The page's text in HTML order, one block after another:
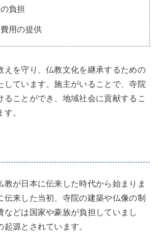
負担
用の提供
えを守り、仏教文化を継承するための
しています。施主がいることで、寺院
ることができ、地域社会に貢献するこ
。
教が日本に伝来した時代から始まりま
伝来した当初、寺院の建築や仏像の制
などは国家や豪族が負担していまし
源とされています。